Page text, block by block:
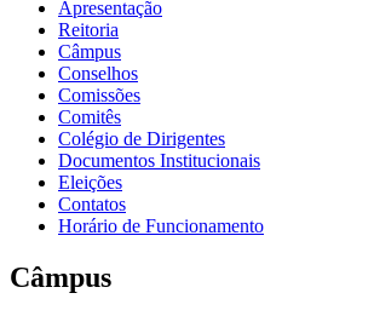
Apresentação
Reitoria
Câmpus
Conselhos
Comissões
Comitês
Colégio de Dirigentes
Documentos Institucionais
Eleições
Contatos
Horário de Funcionamento
Câmpus